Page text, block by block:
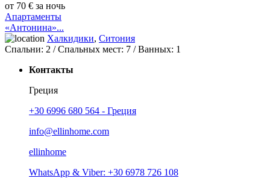
от 70 € за ночь
Апартаменты
«Антонина»...
Халкидики, Ситония
Спальни: 2 / Спальных мест: 7 /Ванных: 1
Контакты
Греция
+30 6996 680 564 - Греция
info@ellinhome.com
ellinhome
WhatsApp & Viber: +30 6978 726 108